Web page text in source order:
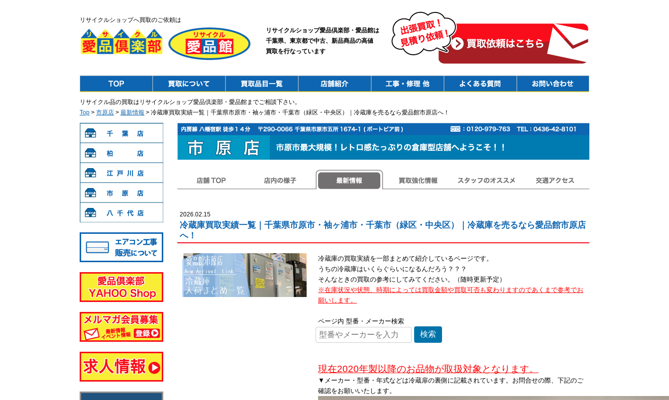
リサイクルショップへ買取のご依頼は
リサイクルショップ愛品倶楽部・愛品館は
千葉県、東京都で中古、新品商品の高値
買取を行なっています
リサイクル品の買取はリサイクルショップ愛品倶楽部・愛品館までご相談下さい。
Top > 市原店 > 最新情報 > 冷蔵庫買取実績一覧｜千葉県市原市・袖ヶ浦市・千葉市（緑区・中央区）｜冷蔵庫を売るなら愛品館市原店へ！
2026.02.15
冷蔵庫買取実績一覧｜千葉県市原市・袖ヶ浦市・千葉市（緑区・中央区）｜冷蔵庫を売るなら愛品館市原店
へ！
冷蔵庫の買取実績を一部まとめて紹介しているページです。
うちの冷蔵庫はいくらぐらいになるんだろう？？？
そんなときの買取の参考にしてみてください。（随時更新予定）
※在庫状況や状態、時期によっては買取金額や買取可否も変わりますのであくまで参考でお
願いします。
ページ内 型番・メーカー検索
現在2020年製以降のお品物が取扱対象となります。
▼メーカー・型番・年式などは冷蔵扉の裏側に記載されています。お問合せの際、下記のご
確認をお願いいたします。